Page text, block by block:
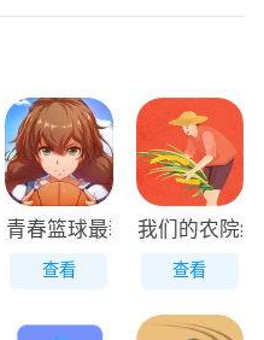
青春篮球最新版
查看
我们的农院
查看